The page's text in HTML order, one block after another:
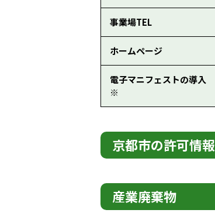
事業場TEL
ホームページ
電子マニフェストの導入
※
京都市の許可情報
産業廃棄物